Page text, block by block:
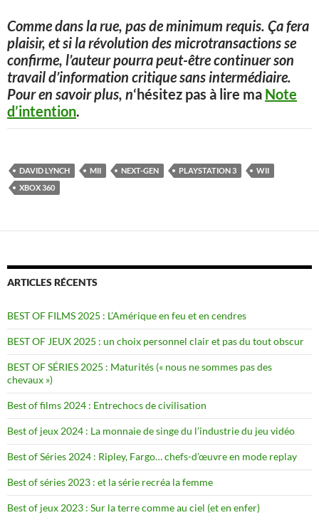
Comme dans la rue, pas de minimum requis. Ça fera
plaisir, et si la révolution des microtransactions se
confirme, l’auteur pourra peut-être continuer son
travail d’information critique sans intermédiaire.
Pour en savoir plus, n‘hésitez pas à lire ma Note
d’intention.
DAVID LYNCH MII NEXT-GEN PLAYSTATION 3
WII
XBOX 360
ARTICLES RÉCENTS
BEST OF FILMS 2025 : L’Amérique en feu et en cendres
BEST OF JEUX 2025 : un choix personnel clair et pas du tout obscur
BEST OF SÉRIES 2025 : Maturités (« nous ne sommes pas des
chevaux »)
Best of films 2024 : Entrechocs de civilisation
Best of jeux 2024 : La monnaie de singe du l’industrie du jeu vidéo
Best of Séries 2024 : Ripley, Fargo… chefs-d’œuvre en mode replay
Best of séries 2023 : et la série recréa la femme
Best of jeux 2023 : Sur la terre comme au ciel (et en enfer)